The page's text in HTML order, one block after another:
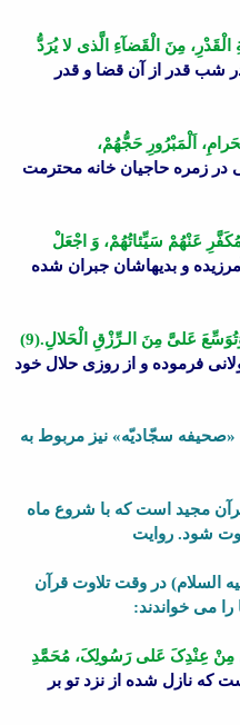
مِنَ الْقَضآءِ الَّذى لا یُرَدُّ
شب قدر از آن قضا و قدر
اَلْمَبْرُورِ حَجُّهُمْ،
در زمره حاجیان خانه محترمت
عَنْهُمْ سَیِّئاتُهُمْ، وَ اجْعَلْ
و بدیهاشان جبران شده
عَلىَّ مِنَ الـرِّزْقِ الْحَلالِ.(9)
فرموده و از روزى حلال خود
«صحیفه سجّادیّه» نیز مربوط به
قرآن مجید است که با شروع ماه
شود. روایت
در وقت تلاوت قرآن
را مى خواندند:
مِنْ عِنْدِکَ عَلى رَسُولِکَ، مُحَمَّدِ
که نازل شده از نزد تو بر